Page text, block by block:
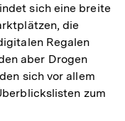
sich eine breite
die
Regalen
aber Drogen
sich vor allem
zum